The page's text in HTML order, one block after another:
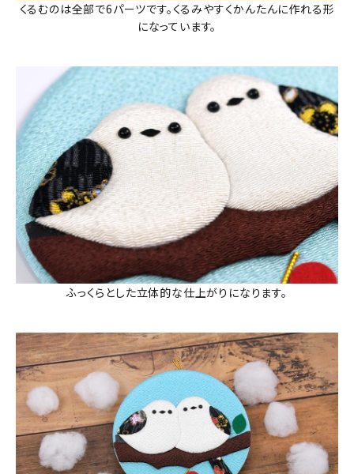
くるむのは全部で6パーツです。くるみやすくかんたんに作れる形
になっています。
ふっくらとした立体的な仕上がりになります。